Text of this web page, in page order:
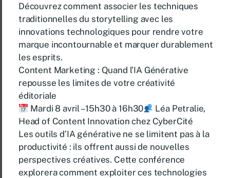
Découvrez comment associer les techniques
traditionnelles du storytelling avec les
innovations technologiques pour rendre votre
marque incontournable et marquer durablement
les esprits.
Content Marketing : Quand l’IA Générative
repousse les limites de votre créativité
éditoriale
Mardi 8 avril – 15h30 à 16h30
Léa Petralie,
Head of Content Innovation chez CyberCité
Les outils d’IA générative ne se limitent pas à la
productivité : ils offrent aussi de nouvelles
perspectives créatives. Cette conférence
explorera comment exploiter ces technologies